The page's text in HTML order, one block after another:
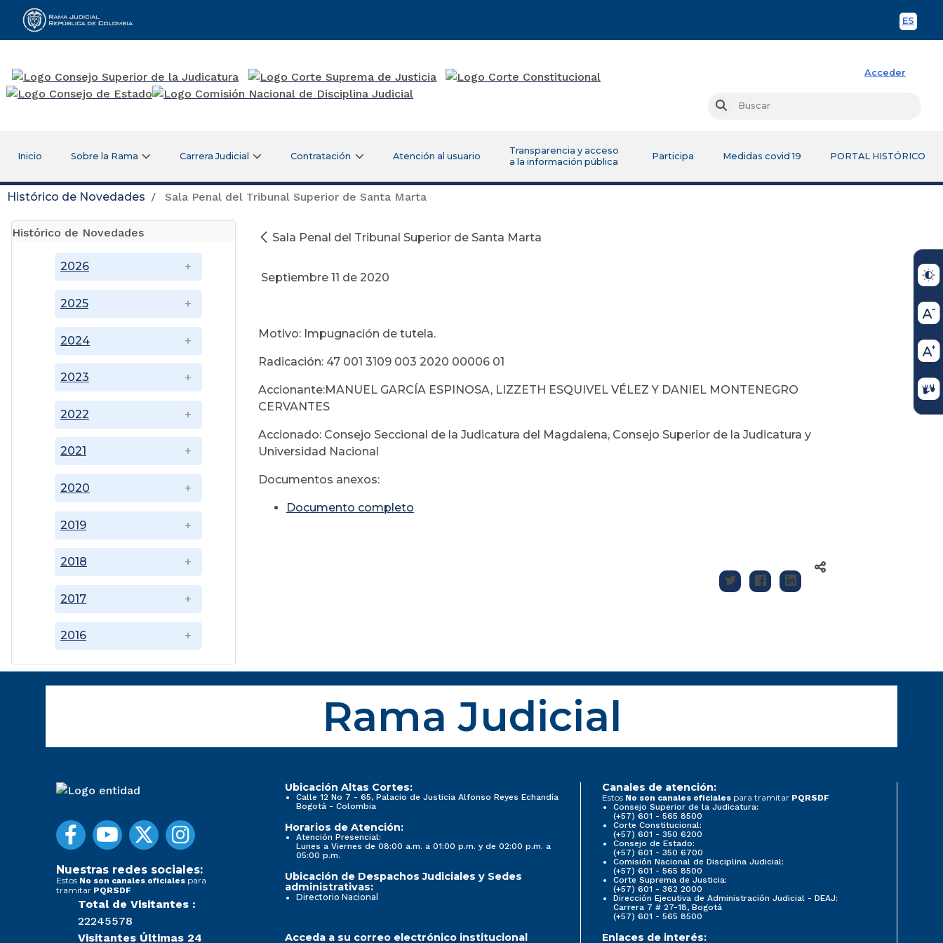
ES
Rama Judicial
Acceder
Buscar
Inicio Sobre la Rama Carrera Judicial Contratación Atención al usuario
Transparencia y acceso
a la información pública
Participa Medidas covid 19 PORTAL HISTÓRICO
Histórico de Novedades Sala Penal del Tribunal Superior de Santa Marta
Histórico de Novedades
2016
2017
2018
2019
2020
2021
2022
2023
2024
2025
2026
Sala Penal del Tribunal Superior de Santa Marta
Septiembre 11 de 2020
Motivo: Impugnación de tutela.
Radicación: 47 001 3109 003 2020 00006 01
Accionante:MANUEL GARCÍA ESPINOSA, LIZZETH ESQUIVEL VÉLEZ Y DANIEL MONTENEGRO
CERVANTES
Accionado: Consejo Seccional de la Judicatura del Magdalena, Consejo Superior de la Judicatura y
Universidad Nacional
Documentos anexos:
Documento completo
Rama Judicial
Nuestras redes sociales:
Estos No son canales oficiales para
tramitar PQRSDF
Total de Visitantes :
22245578
Visitantes Últimas 24
Ubicación Altas Cortes:
Calle 12 No 7 - 65, Palacio de Justicia Alfonso Reyes Echandía
Bogotá - Colombia
Horarios de Atención:
Atención Presencial:
Lunes a Viernes de 08:00 a.m. a 01:00 p.m. y de 02:00 p.m. a
05:00 p.m.
Ubicación de Despachos Judiciales y Sedes
administrativas:
Directorio Nacional
Canales de atención:
Estos No son canales oficiales para tramitar PQRSDF
Consejo Superior de la Judicatura:
(+57) 601 - 565 8500
Corte Constitucional:
(+57) 601 - 350 6200
Consejo de Estado:
(+57) 601 - 350 6700
Comisión Nacional de Disciplina Judicial:
(+57) 601 - 565 8500
Corte Suprema de Justicia:
(+57) 601 - 362 2000
Dirección Ejecutiva de Administración Judicial - DEAJ:
Carrera 7 # 27-18, Bogotá
(+57) 601 - 565 8500
Acceda a su correo electrónico institucional Enlaces de interés: